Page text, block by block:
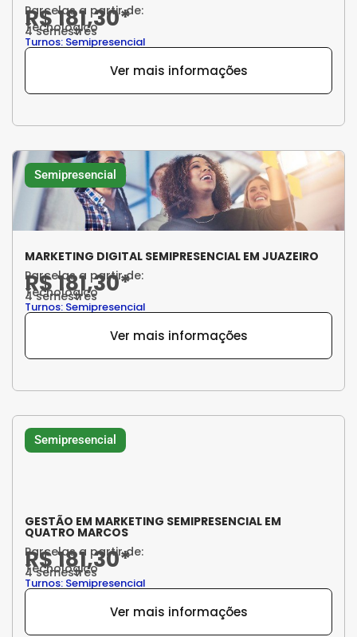
Parcelas a partir de:
R$ 181,30*
Tecnológico
4 semestres
Turnos: Semipresencial
Ver mais informações
Semipresencial
MARKETING DIGITAL SEMIPRESENCIAL EM JUAZEIRO
Parcelas a partir de:
R$ 181,30*
Tecnológico
4 semestres
Turnos: Semipresencial
Ver mais informações
Semipresencial
GESTÃO EM MARKETING SEMIPRESENCIAL EM
QUATRO MARCOS
Parcelas a partir de:
R$ 181,30*
Tecnológico
4 semestres
Turnos: Semipresencial
Ver mais informações